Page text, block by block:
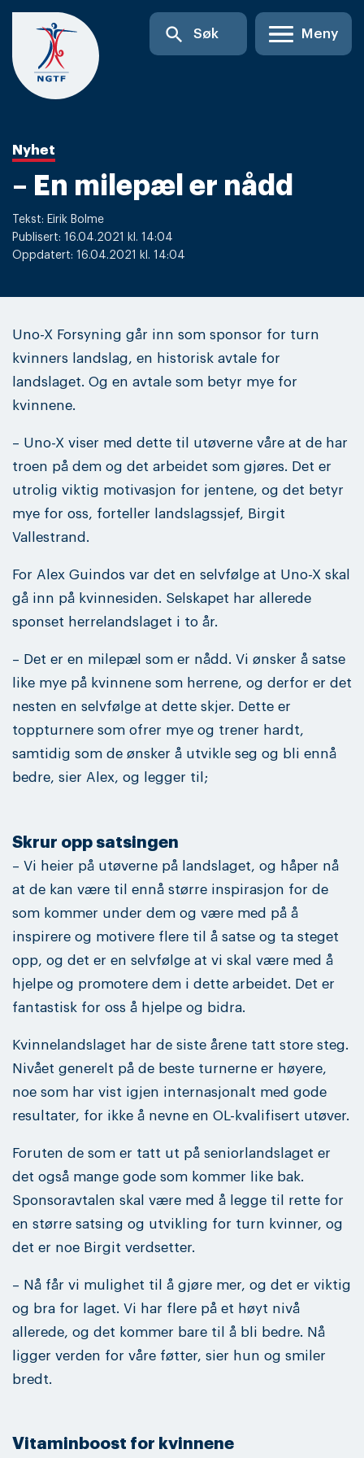
Skip
content
search Søk Meny
Nyhet
– En milepæl er nådd
Tekst: Eirik Bolme
Publisert: 16.04.2021 kl. 14:04
Oppdatert: 16.04.2021 kl. 14:04
Uno-X Forsyning går inn som sponsor for turn
kvinners landslag, en historisk avtale for
landslaget. Og en avtale som betyr mye for
kvinnene.
– Uno-X viser med dette til utøverne våre at de har
troen på dem og det arbeidet som gjøres. Det er
utrolig viktig motivasjon for jentene, og det betyr
mye for oss, forteller landslagssjef, Birgit
Vallestrand.
For Alex Guindos var det en selvfølge at Uno-X skal
gå inn på kvinnesiden. Selskapet har allerede
sponset herrelandslaget i to år.
– Det er en milepæl som er nådd. Vi ønsker å satse
like mye på kvinnene som herrene, og derfor er det
nesten en selvfølge at dette skjer. Dette er
toppturnere som ofrer mye og trener hardt,
samtidig som de ønsker å utvikle seg og bli ennå
bedre, sier Alex, og legger til;
Skrur opp satsingen
– Vi heier på utøverne på landslaget, og håper nå
at de kan være til ennå større inspirasjon for de
som kommer under dem og være med på å
inspirere og motivere flere til å satse og ta steget
opp, og det er en selvfølge at vi skal være med å
hjelpe og promotere dem i dette arbeidet. Det er
fantastisk for oss å hjelpe og bidra.
Kvinnelandslaget har de siste årene tatt store steg.
Nivået generelt på de beste turnerne er høyere,
noe som har vist igjen internasjonalt med gode
resultater, for ikke å nevne en OL-kvalifisert utøver.
Foruten de som er tatt ut på seniorlandslaget er
det også mange gode som kommer like bak.
Sponsoravtalen skal være med å legge til rette for
en større satsing og utvikling for turn kvinner, og
det er noe Birgit verdsetter.
– Nå får vi mulighet til å gjøre mer, og det er viktig
og bra for laget. Vi har flere på et høyt nivå
allerede, og det kommer bare til å bli bedre. Nå
ligger verden for våre føtter, sier hun og smiler
bredt.
Vitaminboost for kvinnene